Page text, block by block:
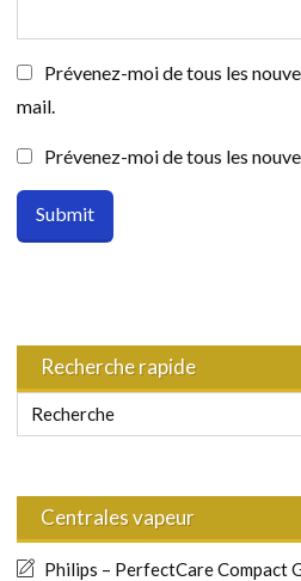
Prévenez-moi de tous les
mail.
Prévenez-moi de tous les
Recherche rapide
Centrales vapeur
Philips – PerfectCare Compact